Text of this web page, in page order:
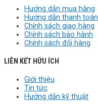
Hướng dẫn mua hàng
Hướng dẫn thanh toán
Chính sách giao hàng
Chính sách bảo hành
Chính sách đổi hàng
LIÊN KẾT HỮU ÍCH
Giới thiệu
Tin tức
Hướng dẫn kỹ thuật